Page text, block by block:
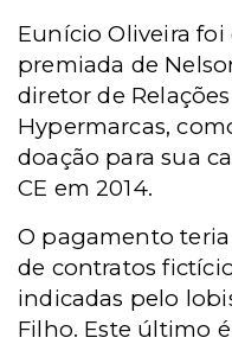
Eunício Oliveira
premiada de
diretor de
Hypermarcas,
doação para sua
CE em 2014.
O pagamento
de contratos
indicadas pelo
Filho. Este último